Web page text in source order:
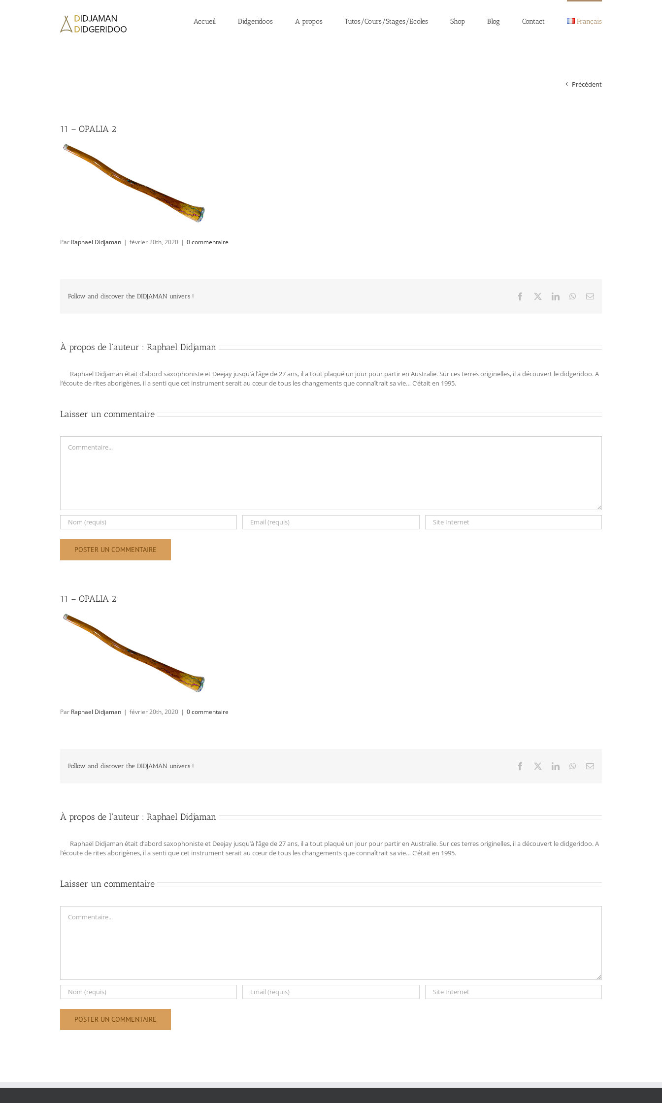
Accueil Didgeridoos A propos Tutos/Cours/Stages/Ecoles Shop Blog Contact Français
Précédent
11 – OPALIA 2
Par Raphael Didjaman | février 20th, 2020 | 0 commentaire
Follow and discover the DIDJAMAN univers ! Facebook LinkedInWhatsApp
Email
À propos de l'auteur : Raphael Didjaman
Raphaël Didjaman était d’abord saxophoniste et Deejay jusqu’à l’âge de 27 ans, il a tout plaqué un jour pour partir en Australie. Sur ces terres originelles, il a découvert le didgeridoo. A
l‘écoute de rites aborigènes, il a senti que cet instrument serait au cœur de tous les changements que connaîtrait sa vie… C‘était en 1995.
Laisser un commentaire
11 – OPALIA 2
Par Raphael Didjaman | février 20th, 2020 | 0 commentaire
Follow and discover the DIDJAMAN univers ! Facebook LinkedInWhatsApp
Email
À propos de l'auteur : Raphael Didjaman
Raphaël Didjaman était d’abord saxophoniste et Deejay jusqu’à l’âge de 27 ans, il a tout plaqué un jour pour partir en Australie. Sur ces terres originelles, il a découvert le didgeridoo. A
l‘écoute de rites aborigènes, il a senti que cet instrument serait au cœur de tous les changements que connaîtrait sa vie… C‘était en 1995.
Laisser un commentaire